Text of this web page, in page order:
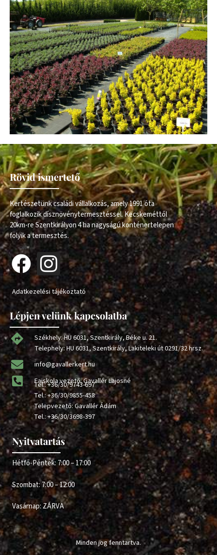
Rövid ismertető
Kertészetünk családi vállalkozás, amely 1991 óta
foglalkozik dísznövénytermesztéssel. Kecskeméttől
20km-re Szentkirályon 4 ha nagyságú konténertelepen
folyik a termesztés.
Adatkezelési tájékoztató
Lépjen velünk kapcsolatba
Székhely: HU 6031, Szentkirály, Béke u. 21.
Telephely: HU 6031, Szentkirály, Lakiteleki út 0291/32 hrsz.
info@gavallerkert.hu
Faiskola vezető: Gavallér Lajosné
Tel.:+36/30/9743-697
Tel.:+36/30/9855-458
Telepvezető: Gavallér Ádám
Tel.:+36/30/3698-397
Nyitvatartás
Hétfő-Péntek: 7:00 – 17:00
Szombat: 7:00 – 12:00
Vasárnap: ZÁRVA
Minden jog fenntartva.